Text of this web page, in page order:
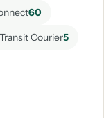
60
Courier5